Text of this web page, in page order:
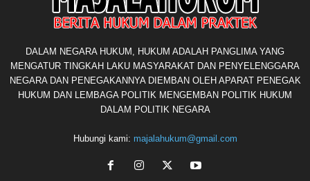
DALAM NEGARA HUKUM, HUKUM ADALAH PANGLIMA YANG
MENGATUR TINGKAH LAKU MASYARAKAT DAN PENYELENGGARA
NEGARA DAN PENEGAKANNYA DIEMBAN OLEH APARAT PENEGAK
HUKUM DAN LEMBAGA POLITIK MENGEMBAN POLITIK HUKUM
DALAM POLITIK NEGARA
Hubungi kami: majalahukum@gmail.com